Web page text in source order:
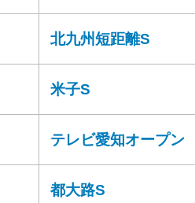
北九州短距離S
米子S
テレビ愛知オープン
都大路S